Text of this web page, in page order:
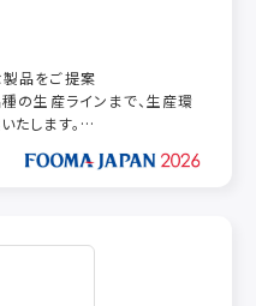
品をご提案
の生産ラインまで、生産環
します。
実現